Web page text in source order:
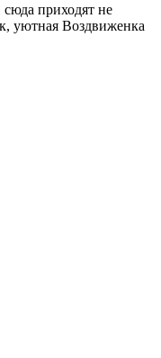
сюда приходят не
уютная Воздвиженка